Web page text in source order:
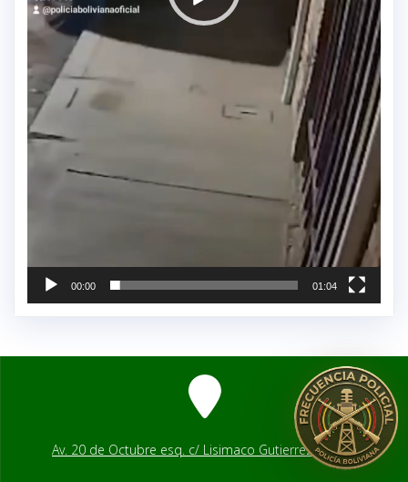
00:00 01:04
Av. 20 de Octubre esq. c/ Lisimaco Gutierrez # 2541